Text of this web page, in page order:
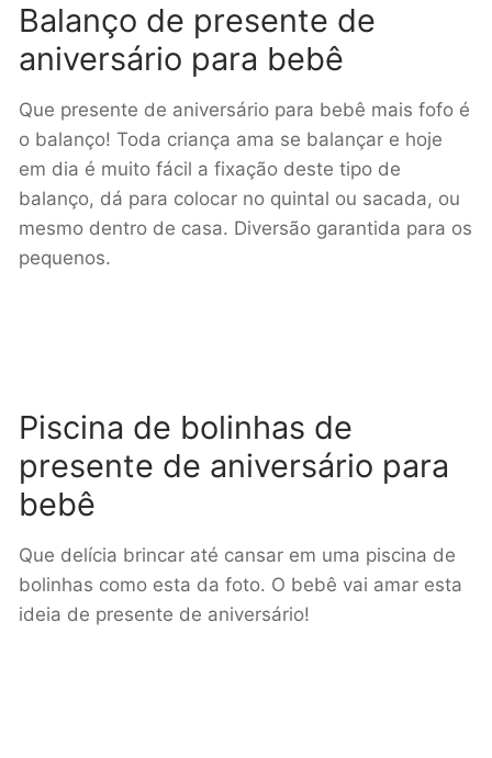
Balanço de presente de
aniversário para bebê
Que presente de aniversário para bebê mais fofo é
o balanço! Toda criança ama se balançar e hoje
em dia é muito fácil a fixação deste tipo de
balanço, dá para colocar no quintal ou sacada, ou
mesmo dentro de casa. Diversão garantida para os
pequenos.
Piscina de bolinhas de
presente de aniversário para
bebê
Que delícia brincar até cansar em uma piscina de
bolinhas como esta da foto. O bebê vai amar esta
ideia de presente de aniversário!